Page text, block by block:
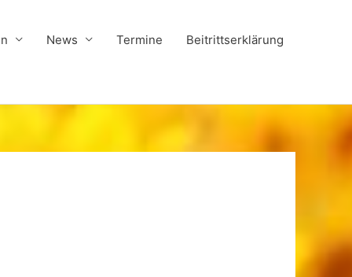
News Termine Beitrittserklärung